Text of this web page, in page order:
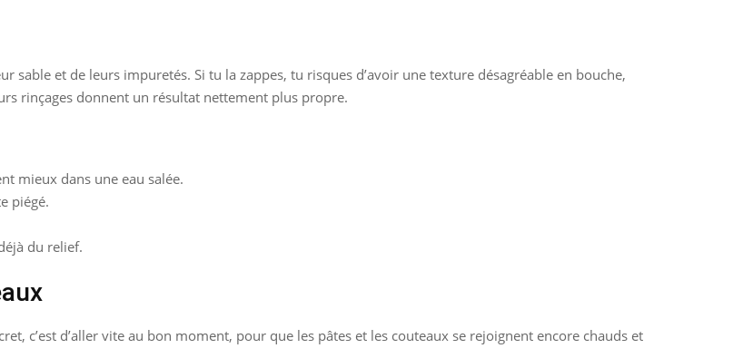
sable et de leurs impuretés. Si tu la zappes, tu risques d’avoir une texture désagréable en bouche,
rinçages donnent un résultat nettement plus propre.
mieux dans une eau salée.
piégé.
du relief.
c’est d’aller vite au bon moment, pour que les pâtes et les couteaux se rejoignent encore chauds et